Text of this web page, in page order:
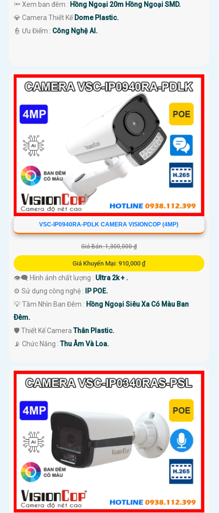
🔦 Xem ban đêm : Hồng Ngoại 20m Hồng Ngoại SMD.
💎 Camera Thiết Kế Dome Plastic.
️👮 Ưu Điểm : Công Nghệ AI.
VSC-IP0940RA-PDLK CAMERA VISIONCOP (4MP)
Giá Bán: 1,300,000 ₫
Giá Khuyến Mại: 910,000 ₫
👁️‍🗨 Hình ảnh chất lượng : Ultra 2k + .
⚙ Sử dụng công nghệ : IP POE.
💡 Tầm Nhìn Ban Đêm : Hồng Ngoại Siêu Xa Có Màu Ban
Ðêm.
🛡 Thiết Kế CameraThân Plastic.
️📡 Chức Năng :Thu Âm Và Loa.